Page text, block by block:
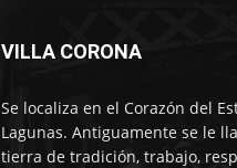
VILLA CORONA
Se localiza en el Corazón del
Lagunas. Antiguamente se le
tierra de tradición, trabajo,